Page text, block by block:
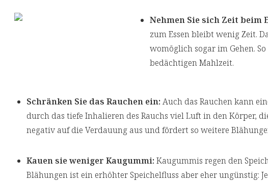
Nehmen Sie sich Zeit beim
zum Essen bleibt wenig Zeit.
womöglich sogar im Gehen.
bedächtigen Mahlzeit.
Schränken Sie das Rauchen ein: Auch das Rauchen kann
durch das tiefe Inhalieren des Rauchs viel Luft in den Körper,
negativ auf die Verdauung aus und fördert so weitere
Kauen sie weniger Kaugummi: Kaugummis regen den
Blähungen ist ein erhöhter Speichelfluss aber eher ungünstig: